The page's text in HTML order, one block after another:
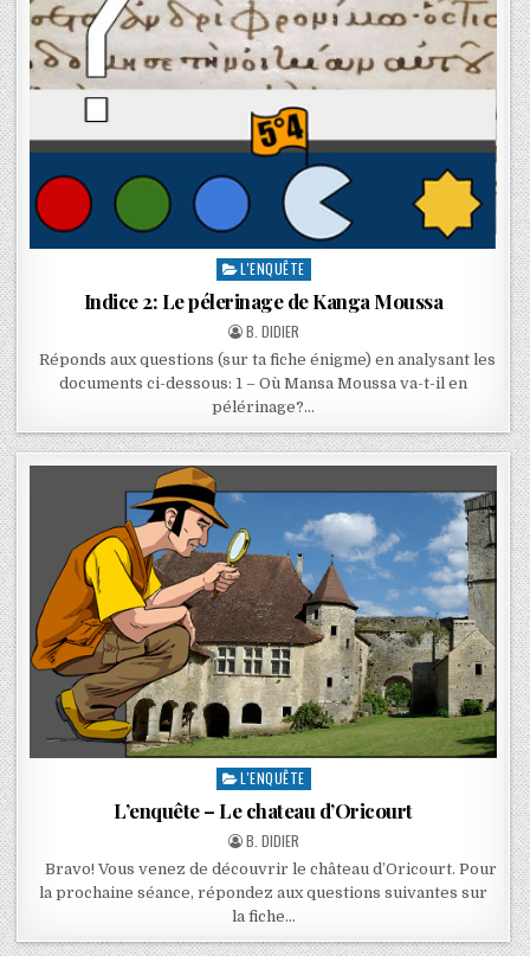
L'ENQUÊTE
Indice 2: Le pélerinage de Kanga Moussa
B. DIDIER
Réponds aux questions (sur ta fiche énigme) en analysant les
documents ci-dessous: 1 – Où Mansa Moussa va-t-il en
pélérinage?…
L'ENQUÊTE
L’enquête – Le chateau d’Oricourt
B. DIDIER
Bravo! Vous venez de découvrir le château d’Oricourt. Pour
la prochaine séance, répondez aux questions suivantes sur
la fiche…